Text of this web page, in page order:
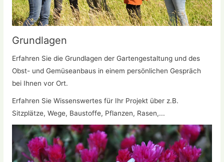
Grundlagen
Erfahren Sie die Grundlagen der Gartengestaltung und des
Obst- und Gemüseanbaus in einem persönlichen Gespräch
bei Ihnen vor Ort.
Erfahren Sie Wissenswertes für Ihr Projekt über z.B.
Sitzplätze, Wege, Baustoffe, Pflanzen, Rasen,...